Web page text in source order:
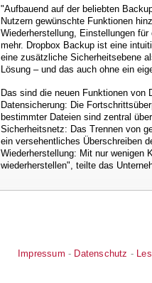
"Aufbauend auf der beliebten
Nutzern gewünschte Funktionen
Wiederherstellung, Einstellungen
mehr. Dropbox Backup ist eine
eine zusätzliche Sicherheitsebene
Lösung – und das auch ohne ein
Das sind die neuen Funktionen von
Datensicherung: Die
bestimmter Dateien sind zentral
Sicherheitsnetz: Das Trennen von
ein versehentliches Überschreiben
Wiederherstellung: Mit nur wenigen
wiederherstellen", teilte das
Impressum - Datenschutz -